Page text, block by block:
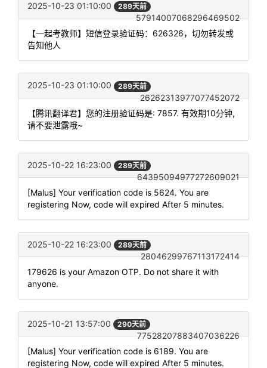
2025-10-23 01:10:00 289天前
57914007068296469502
【一起考教师】短信登录验证码：626326，切勿转发或
告知他人
2025-10-23 01:10:00 289天前
26262313977077452072
【腾讯翻译君】您的注册验证码是: 7857. 有效期10分钟,
请不要泄露哦~
2025-10-22 16:23:00 289天前
64395094977272609021
[Malus] Your verification code is 5624. You are
registering Now, code will expired After 5 minutes.
2025-10-22 16:23:00 289天前
28046299767113172414
179626 is your Amazon OTP. Do not share it with
anyone.
2025-10-21 13:57:00 290天前
77528207883407036226
[Malus] Your verification code is 6189. You are
registering Now, code will expired After 5 minutes.